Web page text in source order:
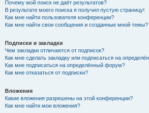
Почему мой поиск не даёт результатов?
В результате моего поиска я получил пустую страницу!
Как мне найти пользователя конференции?
Как мне найти свои сообщения и созданные мной темы?
Подписки и закладки
Чем закладки отличаются от подписок?
Как мне сделать закладку или подписаться на
Как мне подписаться на определённый форум?
Как мне отказаться от подписки?
Вложения
Какие вложения разрешены на этой конференции?
Как мне найти мои вложения?